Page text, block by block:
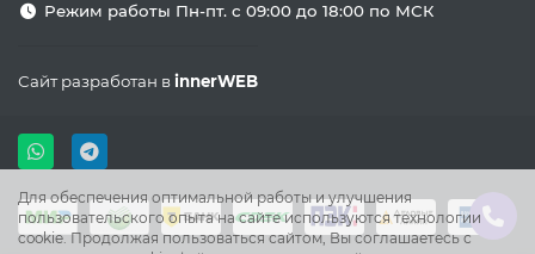
Для обеспечения оптимальной работы и улучшения
пользовательского опыта на сайте используются технологии
cookie. Продолжая пользоваться сайтом, Вы соглашаетесь с
Режим работы Пн-пт. с 09:00 до 18:00 по МСК
Сайт разработан вinnerWEB